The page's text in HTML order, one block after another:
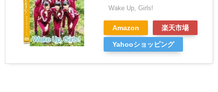
Wake Up, Girls!
Amazon 楽天市場
Yahooショッピング